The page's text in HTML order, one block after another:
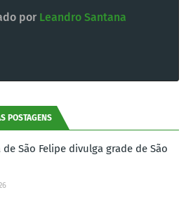
por Leandro Santana
POSTAGENS
São Felipe divulga grade de São